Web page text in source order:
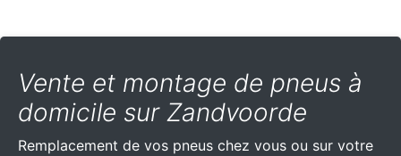
Vente et montage de pneus à
domicile sur Zandvoorde
Remplacement de vos pneus chez vous ou sur votre